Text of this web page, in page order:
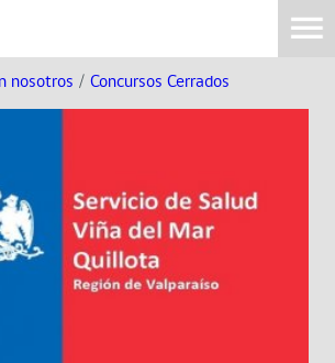
nosotros / Concursos Cerrados